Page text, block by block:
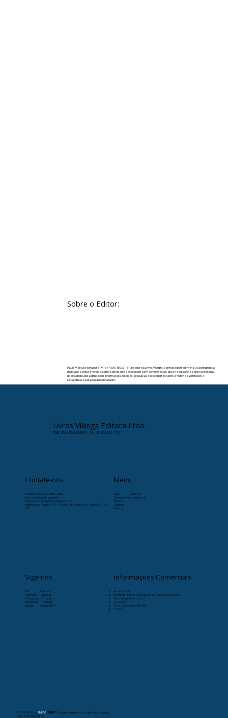
Sobre o Editor:
Paulo Marsal é jornalista (MTb nº 0091859/SP) e fundador da Livros Vikings, o principal portal em língua portuguesa
dedicado à cultura nórdica. Como palestrante e especialista em comunicação, atua na curadoria e direção editorial
do site, dedicado à difusão de informações precisas, pesquisas e descobertas sobre a história e a mitologia
escandinava para o público brasileiro.
Livros Vikings Editora Ltda.
CNPJ: 35.663.864/0001-78 · IE: 128201172111
Contate-nos
Telefone:+55 (11) 9-8263-4066
SAC: sac@livrosvikings.com.br
Originais: originais@livrosvikings.com.br
Endereço: Av. Paulista, 171 4º andar, Bela Vista, São Paulo-SP, 01310-
000
Menu
Início
Læristaðr
Quem somos
VikingCast
Notícias
Publique
Livraria
Siga-nos
RSS
Pinterest
Facebook
Deezer
Instagram
Spotify
WhatsApp
YouTube
Linkedin
Google News
Informações Comerciais
Atendimento:
Segunda a sexta-feira das 8h as 17h (exceto feriado)
Livraria Especializada:
24 horas
Prazo de Entrega (Brasil):
30 dias
© 2021- 2026por LIVROSVIKINGS . Orgulhosamente criado pela Livros Vikings.
Política de Privacidade